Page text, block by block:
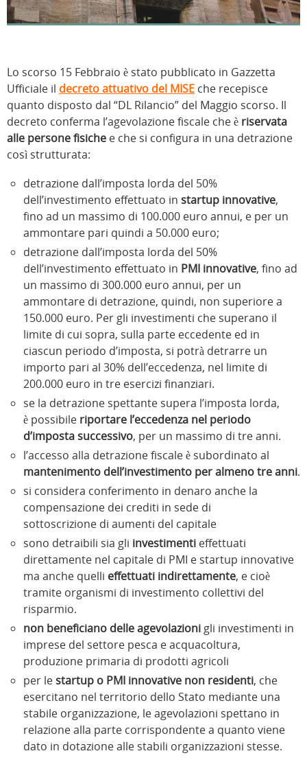
Lo scorso 15 Febbraio è stato pubblicato in Gazzetta
Ufficiale il decreto attuativo del MISE che recepisce
quanto disposto dal “DL Rilancio” del Maggio scorso. Il
decreto conferma l’agevolazione fiscale che è riservata
alle persone fisiche e che si configura in una detrazione
così strutturata:
detrazione dall’imposta lorda del 50%
dell’investimento effettuato in startup innovative,
fino ad un massimo di 100.000 euro annui, e per un
ammontare pari quindi a 50.000 euro;
detrazione dall’imposta lorda del 50%
dell’investimento effettuato in PMI innovative, fino ad
un massimo di 300.000 euro annui, per un
ammontare di detrazione, quindi, non superiore a
150.000 euro. Per gli investimenti che superano il
limite di cui sopra, sulla parte eccedente ed in
ciascun periodo d’imposta, si potrà detrarre un
importo pari al 30% dell’eccedenza, nel limite di
200.000 euro in tre esercizi finanziari.
se la detrazione spettante supera l’imposta lorda,
è possibile riportare l’eccedenza nel periodo
d’imposta successivo, per un massimo di tre anni.
l’accesso alla detrazione fiscale è subordinato al
mantenimento dell’investimento per almeno tre anni.
si considera conferimento in denaro anche la
compensazione dei crediti in sede di
sottoscrizione di aumenti del capitale
sono detraibili sia gli investimenti effettuati
direttamente nel capitale di PMI e startup innovative
ma anche quelli effettuati indirettamente, e cioè
tramite organismi di investimento collettivi del
risparmio.
non beneficiano delle agevolazioni gli investimenti in
imprese del settore pesca e acquacoltura,
produzione primaria di prodotti agricoli
per lestartup o PMI innovative non residenti, che
esercitano nel territorio dello Stato mediante una
stabile organizzazione, le agevolazioni spettano in
relazione alla parte corrispondente a quanto viene
dato in dotazione alle stabili organizzazioni stesse.